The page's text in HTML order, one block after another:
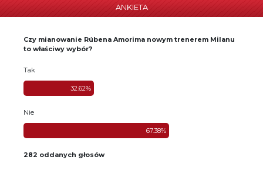
ANKIETA
Czy mianowanie Rúbena Amorima nowym trenerem Milanu
to właściwy wybór?
Tak
32.62%
Nie
67.38%
282 oddanych głosów